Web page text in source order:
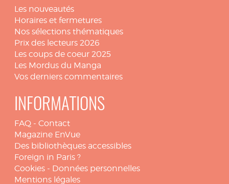
Les nouveautés
Horaires et fermetures
Nos sélections thématiques
Prix des lecteurs 2026
Les coups de coeur 2025
Les Mordus du Manga
Vos derniers commentaires
INFORMATIONS
FAQ - Contact
Magazine EnVue
Des bibliothèques accessibles
Foreign in Paris ?
Cookies - Données personnelles
Mentions légales